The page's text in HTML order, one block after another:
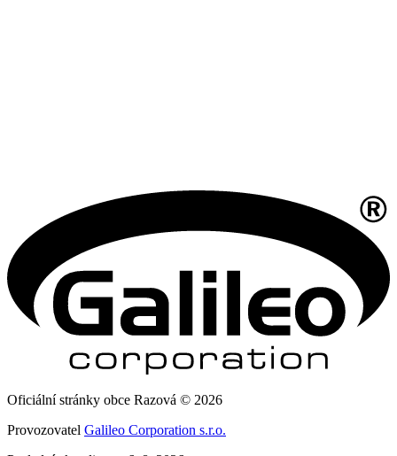
Oficiální stránky obce Razová © 2026
Provozovatel Galileo Corporation s.r.o.